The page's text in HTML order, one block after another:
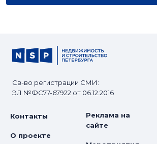
Св-во регистрации СМИ:
ЭЛ №ФС77-67922 от 06.12.2016
Контакты
О проекте
Реклама на
сайте